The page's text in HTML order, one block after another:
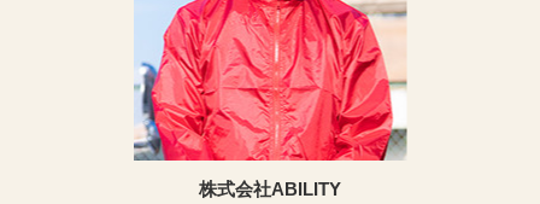
株式会社ABILITY